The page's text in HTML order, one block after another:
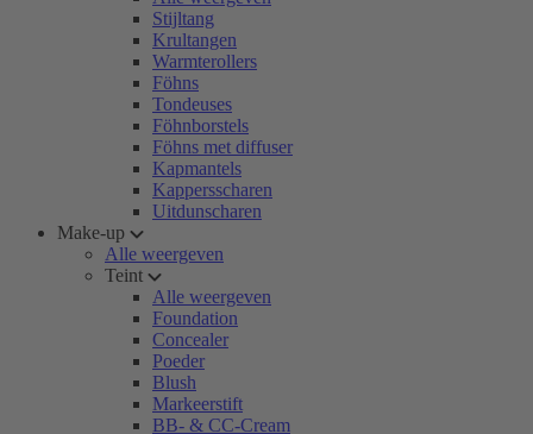
Stijltang
Krultangen
Warmterollers
Föhns
Tondeuses
Föhnborstels
Föhns met diffuser
Kapmantels
Kappersscharen
Uitdunscharen
Make-up
Alle weergeven
Teint
Alle weergeven
Foundation
Concealer
Poeder
Blush
Markeerstift
BB- & CC-Cream